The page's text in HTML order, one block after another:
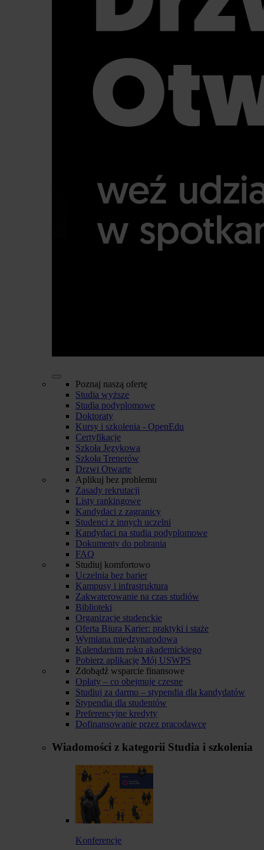
Poznaj naszą ofertę
Studia wyższe
Studia podyplomowe
Doktoraty
Kursy i szkolenia - OpenEdu
Certyfikacje
Szkoła Językowa
Szkoła Trenerów
Drzwi Otwarte
Aplikuj bez problemu
Zasady rekrutacji
Listy rankingowe
Kandydaci z zagranicy
Studenci z innych uczelni
Kandydaci na studia podyplomowe
Dokumenty do pobrania
FAQ
Studiuj komfortowo
Uczelnia bez barier
Kampusy i infrastruktura
Zakwaterowanie na czas studiów
Biblioteki
Organizacje studenckie
Oferta Biura Karier: praktyki i staże
Wymiana międzynarodowa
Kalendarium roku akademickiego
Pobierz aplikację Mój USWPS
Zdobądź wsparcie finansowe
Opłaty – co obejmuje czesne
Studiuj za darmo – stypendia dla kandydatów
Stypendia dla studentów
Preferencyjne kredyty
Dofinansowanie przez pracodawcę
Wiadomości z kategorii Studia i szkolenia
Konferencje